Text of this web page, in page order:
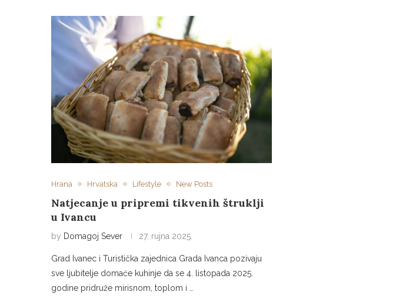
Hrana Hrvatska Lifestyle New Posts
Natjecanje u pripremi tikvenih štruklji
u Ivancu
by Domagoj Sever 27. rujna 2025.
Grad Ivanec i Turistička zajednica Grada Ivanca pozivaju
sve ljubitelje domaće kuhinje da se 4. listopada 2025.
godine pridruže mirisnom, toplom i …